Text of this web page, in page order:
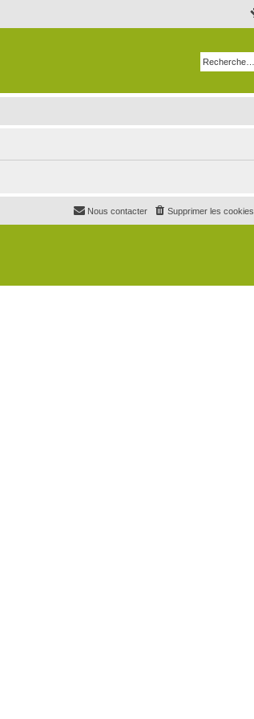
Supprimer les cookies
Nous contacter